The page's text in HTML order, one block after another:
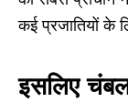
कई प्रजातियों के
इसलिए चंबल